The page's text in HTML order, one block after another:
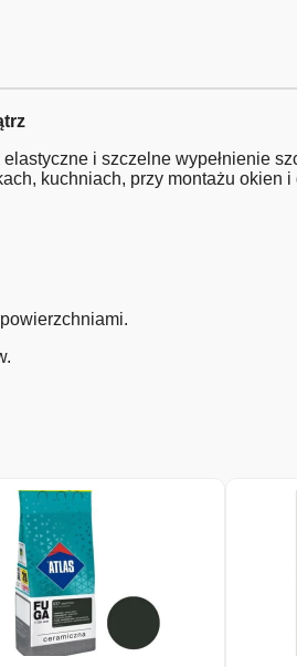
i szczelne wypełnienie
kuchniach, przy montażu okien